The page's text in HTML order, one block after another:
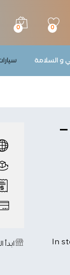
0
0
و السلامة
–
In ابدأ